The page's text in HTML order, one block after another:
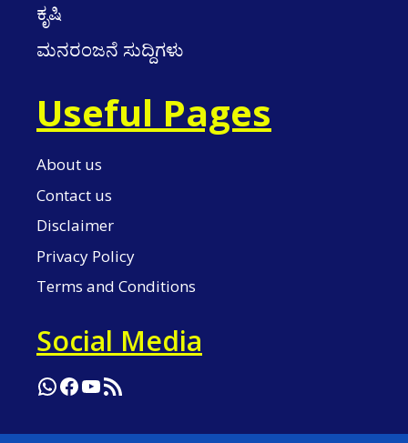
ಕೃಷಿ
ಮನರಂಜನೆ ಸುದ್ದಿಗಳು
Useful Pages
About us
Contact us
Disclaimer
Privacy Policy
Terms and Conditions
Social Media
WhatsApp
Facebook
YouTube
RSS Feed